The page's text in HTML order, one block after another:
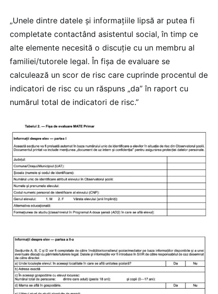
„Unele dintre datele și informațiile lipsă ar putea fi
completate contactând asistentul social, în timp ce
alte elemente necesită o discuție cu un membru al
familiei/tutorele legal. În fișa de evaluare se
calculează un scor de risc care cuprinde procentul de
indicatori de risc cu un răspuns „da” în raport cu
numărul total de indicatori de risc.”